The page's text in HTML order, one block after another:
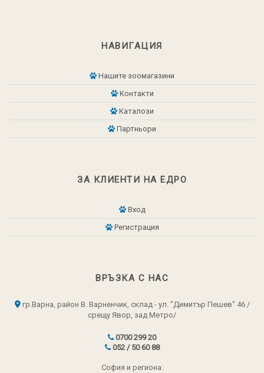
НАВИГАЦИЯ
Нашите зоомагазини
Контакти
Каталози
Партньори
ЗА КЛИЕНТИ НА ЕДРО
Вход
Регистрация
ВРЪЗКА С НАС
гр.Варна, район В. Варненчик, склад - ул. "Димитър Пешев" 46 /
срещу Явор, зад Метро/
0700 299 20
052 / 50 60 88
София и региона: